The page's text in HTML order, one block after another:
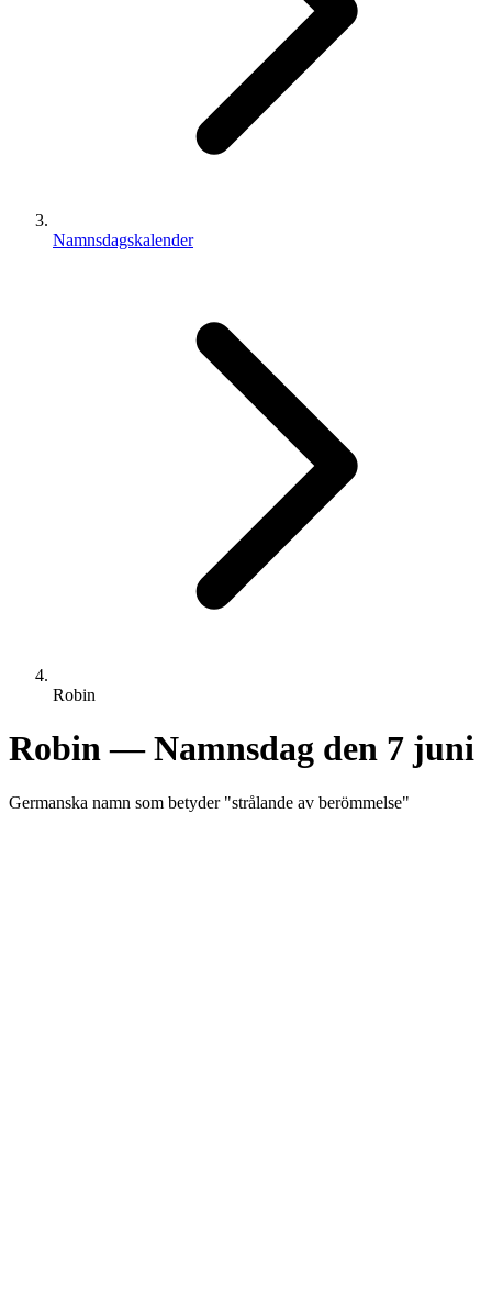
Namnsdagskalender
Robin
Robin— Namnsdag den 7 juni
Germanska namn som betyder "strålande av berömmelse"